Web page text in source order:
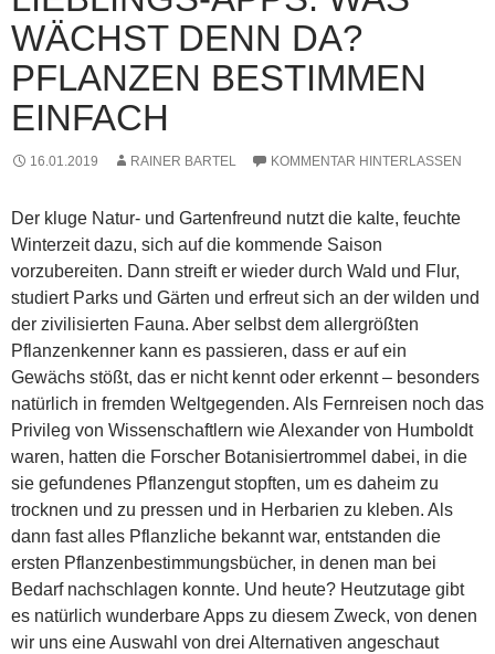
WÄCHST DENN DA?
PFLANZEN BESTIMMEN
EINFACH
16.01.2019 RAINER BARTEL KOMMENTAR HINTERLASSEN
Der kluge Natur- und Gartenfreund nutzt die kalte, feuchte
Winterzeit dazu, sich auf die kommende Saison
vorzubereiten. Dann streift er wieder durch Wald und Flur,
studiert Parks und Gärten und erfreut sich an der wilden und
der zivilisierten Fauna. Aber selbst dem allergrößten
Pflanzenkenner kann es passieren, dass er auf ein
Gewächs stößt, das er nicht kennt oder erkennt – besonders
natürlich in fremden Weltgegenden. Als Fernreisen noch das
Privileg von Wissenschaftlern wie Alexander von Humboldt
waren, hatten die Forscher Botanisiertrommel dabei, in die
sie gefundenes Pflanzengut stopften, um es daheim zu
trocknen und zu pressen und in Herbarien zu kleben. Als
dann fast alles Pflanzliche bekannt war, entstanden die
ersten Pflanzenbestimmungsbücher, in denen man bei
Bedarf nachschlagen konnte. Und heute? Heutzutage gibt
es natürlich wunderbare Apps zu diesem Zweck, von denen
wir uns eine Auswahl von drei Alternativen angeschaut